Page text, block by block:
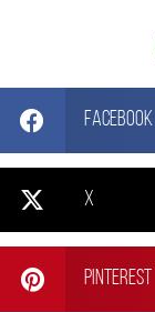
Facebook
X
Pinterest